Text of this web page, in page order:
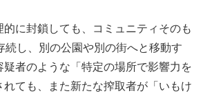
に封鎖しても、コミュニティそのも
続し、別の公園や別の街へと移動す
疑者のような「特定の場所で影響力を
ても、また新たな搾取者が「いもけ